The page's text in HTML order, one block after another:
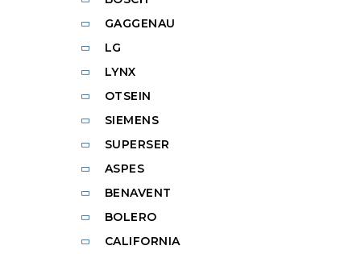
GAGGENAU
LG
LYNX
OTSEIN
SIEMENS
SUPERSER
ASPES
BENAVENT
BOLERO
CALIFORNIA